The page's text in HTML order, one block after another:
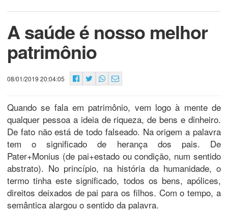
A saúde é nosso melhor
patrimônio
08/01/2019 20:04:05
Quando se fala em patrimônio, vem logo à mente de
qualquer pessoa a ideia de riqueza, de bens e dinheiro.
De fato não está de todo falseado. Na origem a palavra
tem o significado de herança dos pais. De
Pater+Monius (de pai+estado ou condição, num sentido
abstrato). No princípio, na história da humanidade, o
termo tinha este significado, todos os bens, apólices,
direitos deixados de pai para os filhos. Com o tempo, a
semântica alargou o sentido da palavra.